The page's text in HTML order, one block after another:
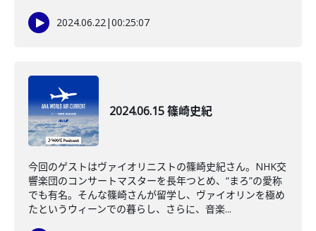
2024.06.22|00:25:07
2024.06.15 篠崎史紀
今回のゲストはヴァイオリニストの篠崎史紀さん。NHK交
響楽団のコンサートマスターを長年つとめ、“まろ”の愛称
でも有名。そんな篠崎さんが留学し、ヴァイオリンを極め
たというウィーンでの暮らし、さらに、音楽...